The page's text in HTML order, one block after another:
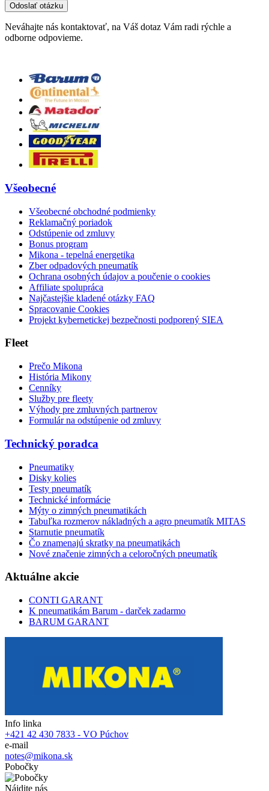
Neváhajte nás kontaktovať, na Váš dotaz Vám radi rýchle a
odborne odpovieme.
Všeobecné
Všeobecné obchodné podmienky
Reklamačný poriadok
Odstúpenie od zmluvy
Bonus program
Mikona - tepelná energetika
Zber odpadových pneumatík
Ochrana osobných údajov a poučenie o cookies
Affiliate spolupráca
Najčastejšie kladené otázky FAQ
Spracovanie Cookies
Projekt kybernetickej bezpečnosti podporený SIEA
Fleet
Prečo Mikona
História Mikony
Cenníky
Služby pre fleety
Výhody pre zmluvných partnerov
Formulár na odstúpenie od zmluvy
Technický poradca
Pneumatiky
Disky kolies
Testy pneumatík
Technické informácie
Mýty o zimných pneumatikách
Tabuľka rozmerov nákladných a agro pneumatík MITAS
Starnutie pneumatík
Čo znamenajú skratky na pneumatikách
Nové značenie zimných a celoročných pneumatík
Aktuálne akcie
CONTI GARANT
K pneumatikám Barum - darček zadarmo
BARUM GARANT
Info linka
+421 42 430 7833 - VO Púchov
e-mail
notes@mikona.sk
Pobočky
Nájdite nás